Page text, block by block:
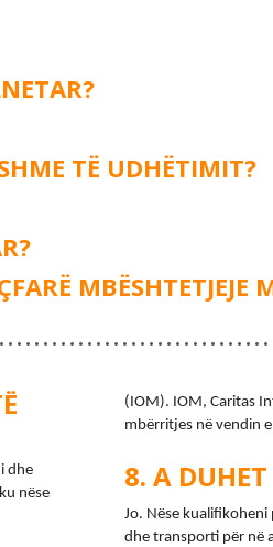
TË UDHËTIMIT?
MBËSHTETJEJE
dhe
nëse
(IOM). IOM, Caritas
mbërritjes në vendin
A DUHET
Jo. Nëse
dhe transporti për në